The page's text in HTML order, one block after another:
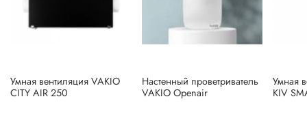
Умная вентиляция VAKIO
CITY AIR 250
Настенный проветриватель
VAKIO Openair
Умная
KIV